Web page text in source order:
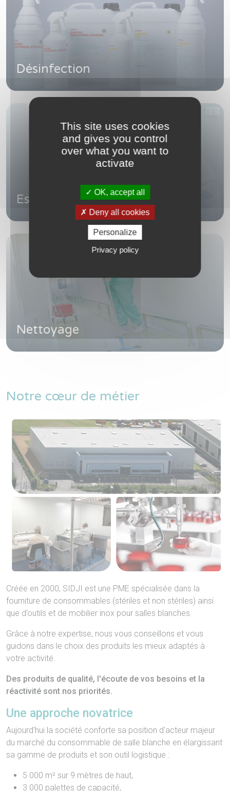
Désinfection
Essuyage
Nettoyage
Notre cœur de métier
Créée en 2000, SIDJI est une PME spécialisée dans la
que d’outils et de mobilier inox pour salles blanches.
Grâce à notre expertise, nous vous conseillons et vous
votre activité.
réactivité sont nos priorités.
Une approche novatrice
Aujourd'hui la société conforte sa position d'acteur majeur
sa gamme de produits et son outil logistique :
This site uses cookies
and gives you control
over what you want to
activate
OK, accept all
Deny all cookies
Personalize
Privacy policy